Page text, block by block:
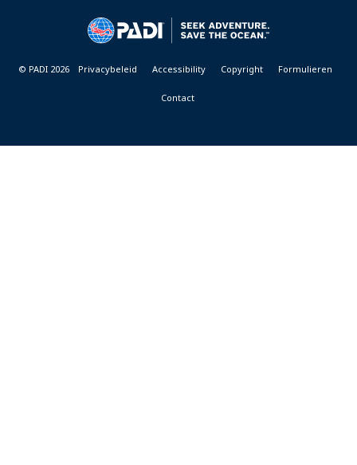
© PADI 2026 Privacybeleid Accessibility Copyright Formulieren
Contact